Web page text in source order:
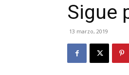
Sigue
13 marzo, 2019